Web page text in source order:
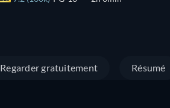
Regarder gratuitement Résumé